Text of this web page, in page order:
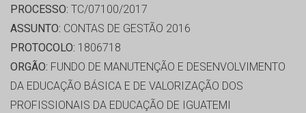
PROCESSO: TC/07100/2017
ASSUNTO: CONTAS DE GESTÃO 2016
PROTOCOLO: 1806718
ORGÃO: FUNDO DE MANUTENÇÃO E DESENVOLVIMENTO
DA EDUCAÇÃO BÁSICA E DE VALORIZAÇÃO DOS
PROFISSIONAIS DA EDUCAÇÃO DE IGUATEMI